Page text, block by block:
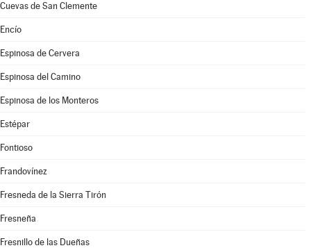
Cuevas de San Clemente
Encío
Espinosa de Cervera
Espinosa del Camino
Espinosa de los Monteros
Estépar
Fontioso
Frandovínez
Fresneda de la Sierra Tirón
Fresneña
Fresnillo de las Dueñas